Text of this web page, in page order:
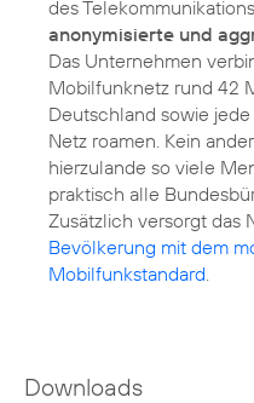
des
anonymisierte und
Das Unternehmen
Mobilfunknetz rund 42
Deutschland sowie
Netz roamen. Kein
hierzulande so viele
praktisch alle
Zusätzlich versorgt das
Bevölkerung mit dem
Mobilfunkstandard
Downloads